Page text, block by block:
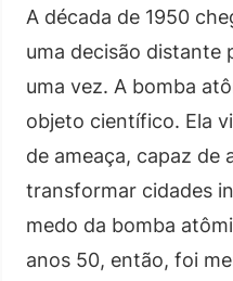
A década de 1950
uma decisão distante
uma vez. A bomba
objeto científico. Ela
de ameaça, capaz de
transformar cidades
medo da bomba
anos 50, então, foi